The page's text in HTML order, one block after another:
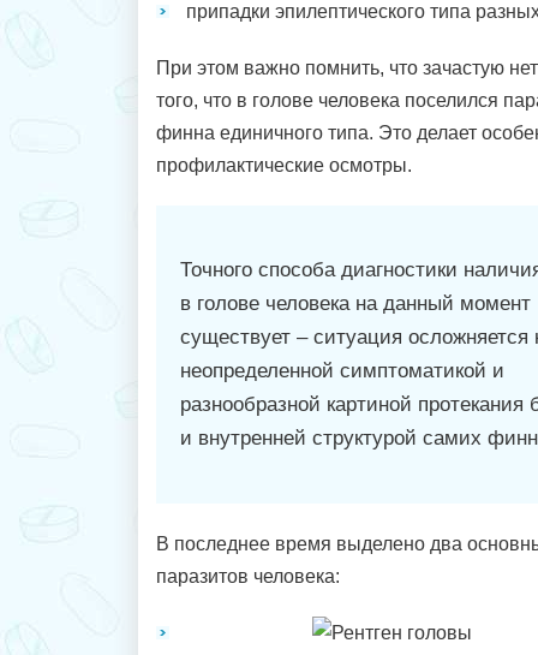
припадки эпилептического типа
При этом важно помнить, что зачастую
того, что в голове человека поселился
финна единичного типа. Это делает
профилактические осмотры.
Точного способа диагностики
в голове человека на данный момент
существует – ситуация осложняется
неопределенной симптоматикой и
разнообразной картиной протекания
и внутренней структурой самих
В последнее время выделено два
паразитов человека: